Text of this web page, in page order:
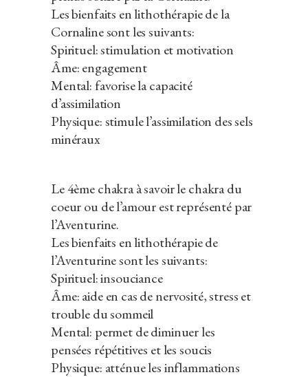
Les bienfaits en lithothérapie de la
Cornaline sont les suivants:
Spirituel: stimulation et motivation
Âme: engagement
Mental: favorise la capacité
d’assimilation
Physique: stimule l’assimilation des sels
minéraux
Le 4ème chakra à savoir le chakra du
coeur ou de l’amour est représenté par
l’Aventurine.
Les bienfaits en lithothérapie de
l’Aventurine sont les suivants:
Spirituel: insouciance
Âme: aide en cas de nervosité, stress et
trouble du sommeil
Mental: permet de diminuer les
pensées répétitives et les soucis
Physique: atténue les inflammations